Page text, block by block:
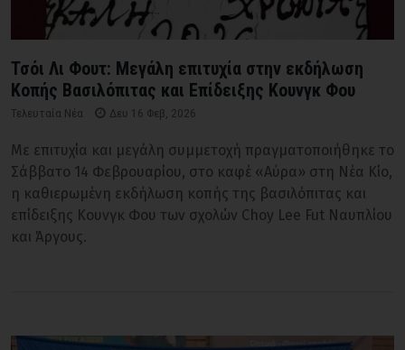
Τσόι Λι Φουτ: Μεγάλη επιτυχία στην εκδήλωση
Κοπής Βασιλόπιτας και Επίδειξης Κουνγκ Φου
Τελευταία Νέα Δευ 16 Φεβ, 2026
Με επιτυχία και μεγάλη συμμετοχή πραγματοποιήθηκε το
Σάββατο 14 Φεβρουαρίου, στο καφέ «Αύρα» στη Νέα Κίο,
η καθιερωμένη εκδήλωση κοπής της βασιλόπιτας και
επίδειξης Κουνγκ Φου των σχολών Choy Lee Fut Ναυπλίου
και Άργους.